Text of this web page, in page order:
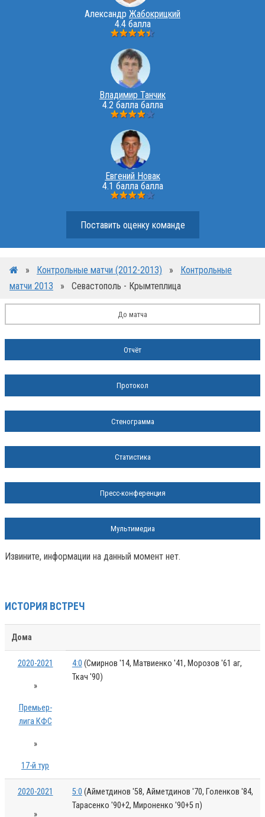
Александр Жабокрицкий
4.4 балла
Владимир Танчик
4.2 балла балла
Евгений Новак
4.1 балла балла
Поставить оценку команде
» Контрольные матчи (2012-2013) »
Контрольные
матчи 2013
» Севастополь - Крымтеплица
До матча
Отчёт
Протокол
Стенограмма
Статистика
Пресс-конференция
Мультимедиа
Извините, информации на данный момент нет.
ИСТОРИЯ ВСТРЕЧ
Дома
2020-2021
»
Премьер-
лига КФС
»
17-й тур
4:0 (Смирнов '14, Матвиенко '41, Морозов '61 аг,
Ткач '90)
2020-2021
»
5:0 (Айметдинов '58, Айметдинов '70, Голенков '84,
Тарасенко '90+2, Мироненко '90+5 п)